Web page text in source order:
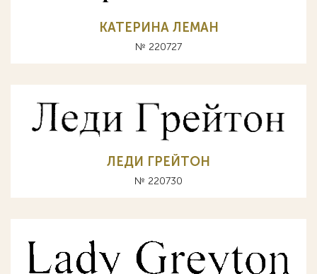
КАТЕРИНА ЛЕМАН
№ 220727
ЛЕДИ ГРЕЙТОН
№ 220730